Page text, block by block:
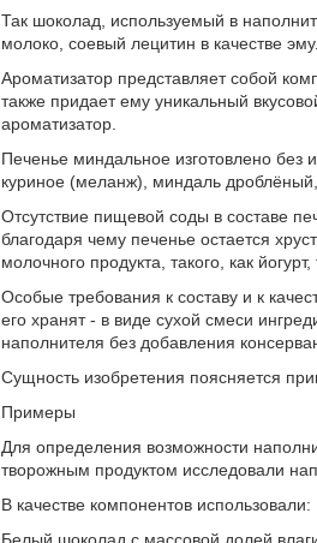
Так шоколад, используемый в
молоко, соевый лецитин в качестве
Ароматизатор представляет собой
также придает ему уникальный
ароматизатор.
Печенье миндальное изготовлено без
куриное (меланж), миндаль дроблёный,
Отсутствие пищевой соды в составе
благодаря чему печенье остается
молочного продукта, такого, как
Особые требования к составу и к
его хранят - в виде сухой смеси
наполнителя без добавления
Сущность изобретения поясняется
Примеры
Для определения возможности
творожным продуктом исследовали
В качестве компонентов использовали: